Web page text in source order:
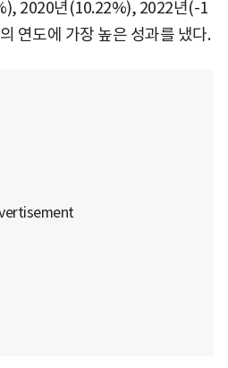
2020년(10.22%), 2022년(-1
연도에 가장 높은 성과를 냈다.